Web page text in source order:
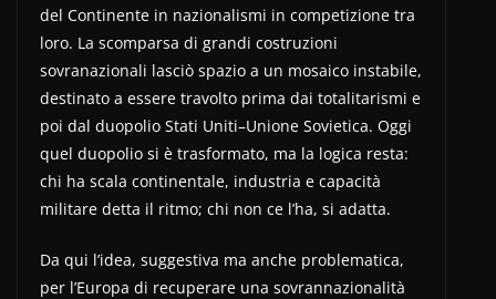
del Continente in nazionalismi in competizione tra
loro. La scomparsa di grandi costruzioni
sovranazionali lasciò spazio a un mosaico instabile,
destinato a essere travolto prima dai totalitarismi e
poi dal duopolio Stati Uniti–Unione Sovietica. Oggi
quel duopolio si è trasformato, ma la logica resta:
chi ha scala continentale, industria e capacità
militare detta il ritmo; chi non ce l’ha, si adatta.
Da qui l’idea, suggestiva ma anche problematica,
per l’Europa di recuperare una sovrannazionalità